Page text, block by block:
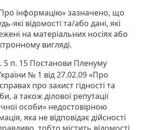
інформацію» зазначено, що
які відомості та/або дані, які
на матеріальних носіях або
вигляді.
5 п. 15 Постанови Пленуму
№ 1 від 27.02.09 «Про
про захист гідності та
а також ділової репутації
особи» недостовірною
яка не відповідає дійсності
тобто містить відомості